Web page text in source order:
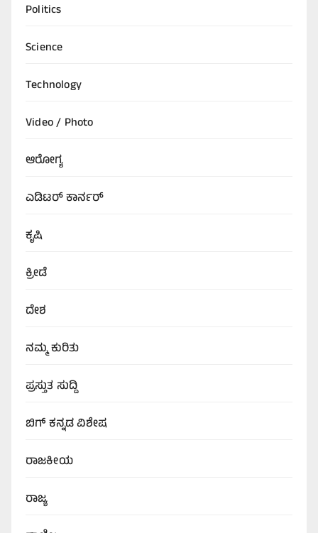
Politics
Science
Technology
Video / Photo
ಆರೋಗ್ಯ
ಎಡಿಟರ್‌ ಕಾರ್ನರ್
ಕೃಷಿ
ಕ್ರೀಡೆ
ದೇಶ
ನಮ್ಮ ಕುರಿತು
ಪ್ರಸ್ತುತ ಸುದ್ದಿ
ಬಿಗ್‌ ಕನ್ನಡ ವಿಶೇಷ
ರಾಜಕೀಯ
ರಾಜ್ಯ